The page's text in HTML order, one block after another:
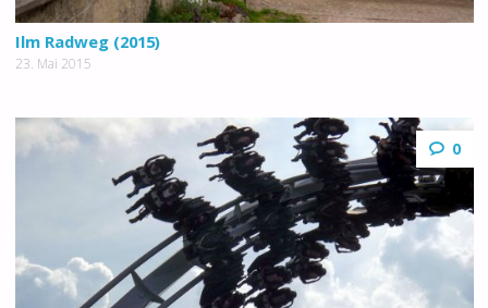
Ilm Radweg (2015)
23. Mai 2015
0